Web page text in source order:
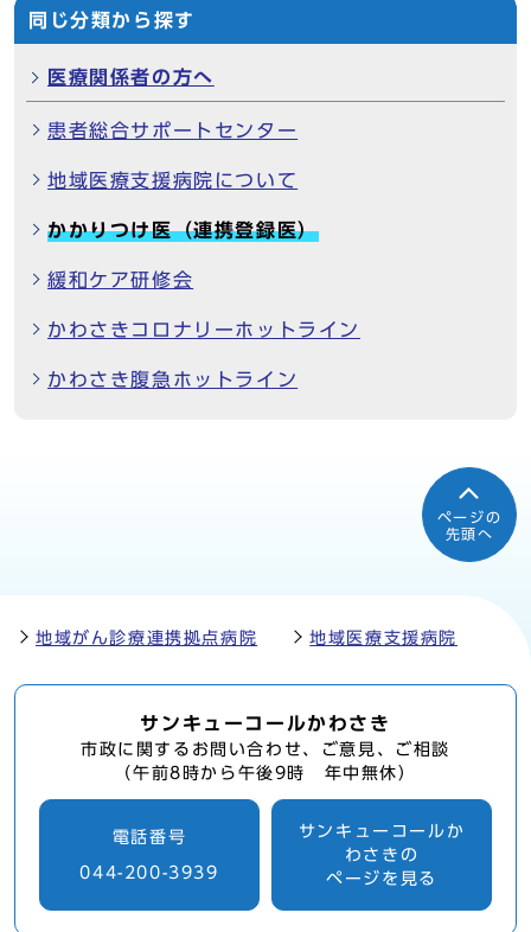
同じ分類から探す
医療関係者の方へ
患者総合サポートセンター
地域医療支援病院について
かかりつけ医（連携登録医）
緩和ケア研修会
かわさきコロナリーホットライン
かわさき腹急ホットライン
ページの
先頭へ
地域がん診療連携拠点病院 地域医療支援病院
サンキューコールかわさき
市政に関するお問い合わせ、ご意見、ご相談
（午前8時から午後9時 年中無休）
電話番号
044-200-3939
サンキューコールか
わさきの
ページを見る